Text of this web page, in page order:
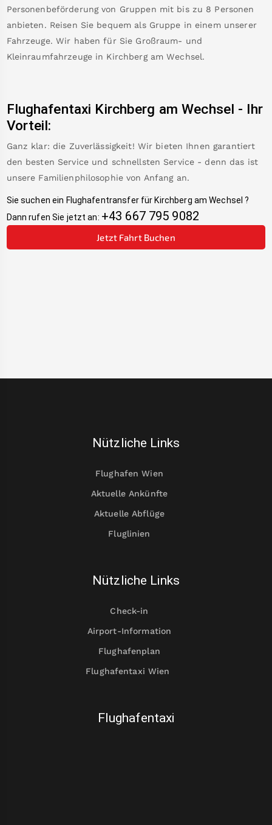
Personenbeförderung von Gruppen mit bis zu 8 Personen
anbieten. Reisen Sie bequem als Gruppe in einem unserer
Fahrzeuge. Wir haben für Sie Großraum- und
Kleinraumfahrzeuge in Kirchberg am Wechsel.
Flughafentaxi Kirchberg am Wechsel - Ihr
Vorteil:
Ganz klar: die Zuverlässigkeit! Wir bieten Ihnen garantiert
den besten Service und schnellsten Service - denn das ist
unsere Familienphilosophie von Anfang an.
Sie suchen ein Flughafentransfer für Kirchberg am Wechsel ?
Dann rufen Sie jetzt an: +43 667 795 9082
Jetzt Fahrt Buchen
Nützliche Links
Flughafen Wien
Aktuelle Ankünfte
Aktuelle Abflüge
Fluglinien
Nützliche Links
Check-in
Airport-Information
Flughafenplan
Flughafentaxi Wien
Flughafentaxi